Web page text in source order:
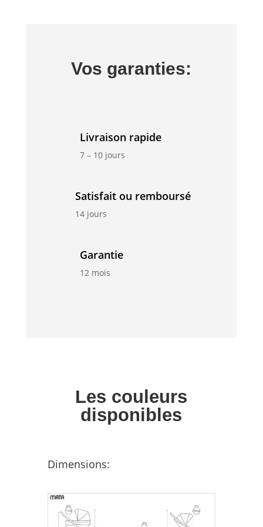
Vos garanties:
Livraison rapide
7 – 10 jours
Satisfait ou remboursé
14 jours
Garantie
12 mois
Les couleurs
disponibles
Dimensions: